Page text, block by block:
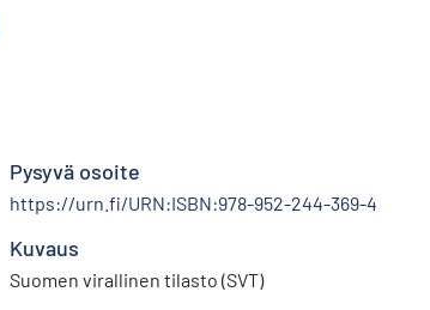
Pysyvä osoite
https://urn.fi/URN:ISBN:978-952-244-369-4
Kuvaus
Suomen virallinen tilasto (SVT)